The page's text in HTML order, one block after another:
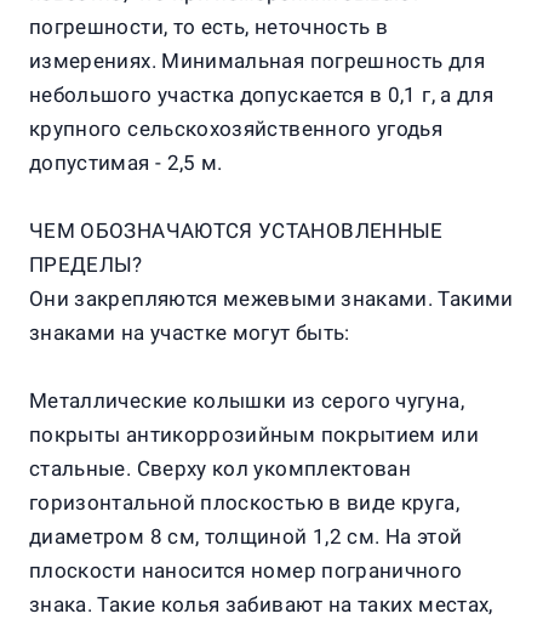
погрешности, то есть, неточность в
измерениях. Минимальная погрешность для
небольшого участка допускается в 0,1 г, а для
крупного сельскохозяйственного угодья
допустимая - 2,5 м.
ЧЕМ ОБОЗНАЧАЮТСЯ УСТАНОВЛЕННЫЕ
ПРЕДЕЛЫ?
Они закрепляются межевыми знаками. Такими
знаками на участке могут быть:
Металлические колышки из серого чугуна,
покрыты антикоррозийным покрытием или
стальные. Сверху кол укомплектован
горизонтальной плоскостью в виде круга,
диаметром 8 см, толщиной 1,2 см. На этой
плоскости наносится номер пограничного
знака. Такие колья забивают на таких местах,